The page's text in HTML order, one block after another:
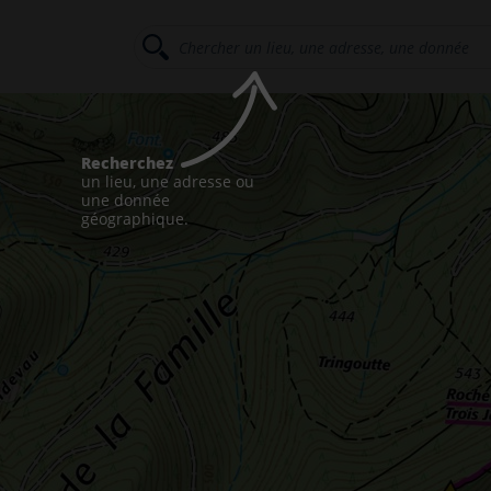
Recherchez
un lieu, une adresse ou
une donnée
géographique.